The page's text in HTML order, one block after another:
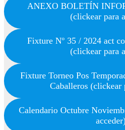
ANEXO BOLETÍN
(clickear para
Fixture Nº 35 / 2024 act
(clickear para
Fixture Torneo Pos
Caballeros (clickear
Calendario Octubre